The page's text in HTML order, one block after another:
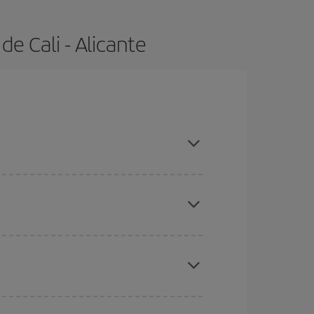
Cali - Alicante